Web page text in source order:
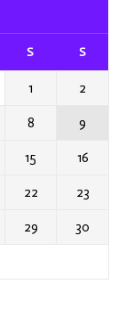
S S
1 2
8 9
15 16
22 23
29 30